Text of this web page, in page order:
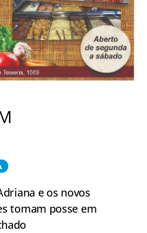
e os novos
tomam posse em